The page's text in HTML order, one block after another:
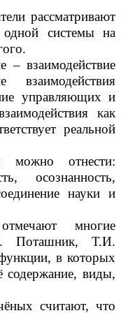
рассматривают
одной системы на
– взаимодействие
взаимодействия
управляющих и
как
реальной
можно отнести:
осознанность,
науки и
многие
Поташник, Т.И.
в которых
содержание, виды,
считают, что